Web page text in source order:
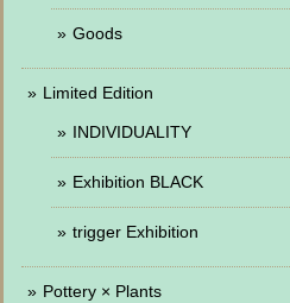
Goods
Limited Edition
INDIVIDUALITY
Exhibition BLACK
trigger Exhibition
Pottery × Plants